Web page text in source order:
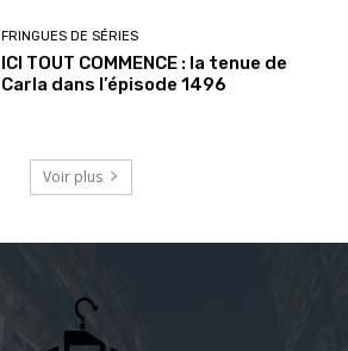
FRINGUES DE SÉRIES
ICI TOUT COMMENCE : la tenue de
Carla dans l’épisode 1496
Voir plus